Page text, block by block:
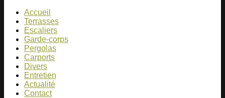
Accueil
Terrasses
Escaliers
Garde-corps
Pergolas
Carports
Divers
Entretien
Actualité
Contact